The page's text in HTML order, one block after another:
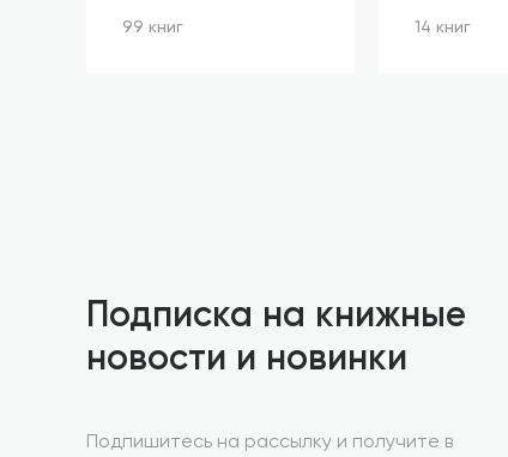
99 книг 14 книг
Подписка на книжные
новости и новинки
Подпишитесь на рассылку и получите в